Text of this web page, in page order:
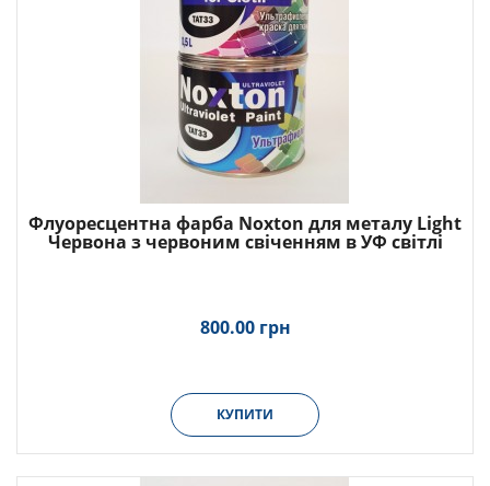
Флуоресцентна фарба Noxton для металу Light
Червона з червоним свіченням в УФ світлі
800.00 грн
КУПИТИ